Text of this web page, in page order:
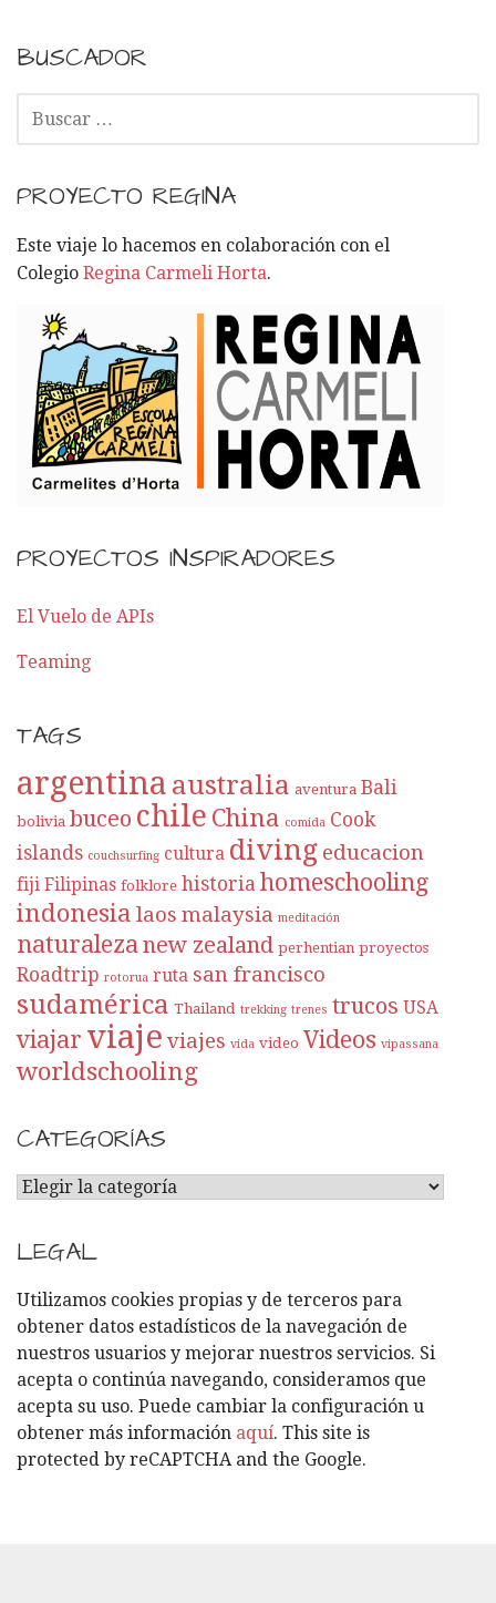
BUSCADOR
C
A
R
:
PROYECTO REGINA
Este viaje lo hacemos en colaboración con el
Colegio Regina Carmeli Horta.
PROYECTOS INSPIRADORES
El Vuelo de APIs
Teaming
TAGS
argentina australia aventura Bali
bolivia buceo chile China comida Cook
islands couchsurfing cultura diving educacion
fiji Filipinas folklore historia homeschooling
indonesia laos malaysia meditación
naturalezanew zealand perhentian proyectos
Roadtrip rotorua ruta san francisco
sudamérica Thailand trekking trenes trucos USA
viajar viaje viajes vida video Videos vipassana
worldschooling
CATEGORÍAS
C
T
E
G
O
R
Í
A
S
LEGAL
Utilizamos cookies propias y de terceros para
obtener datos estadísticos de la navegación de
nuestros usuarios y mejorar nuestros servicios. Si
acepta o continúa navegando, consideramos que
acepta su uso. Puede cambiar la configuración u
obtener más información aquí. This site is
protected by reCAPTCHA and the Google.